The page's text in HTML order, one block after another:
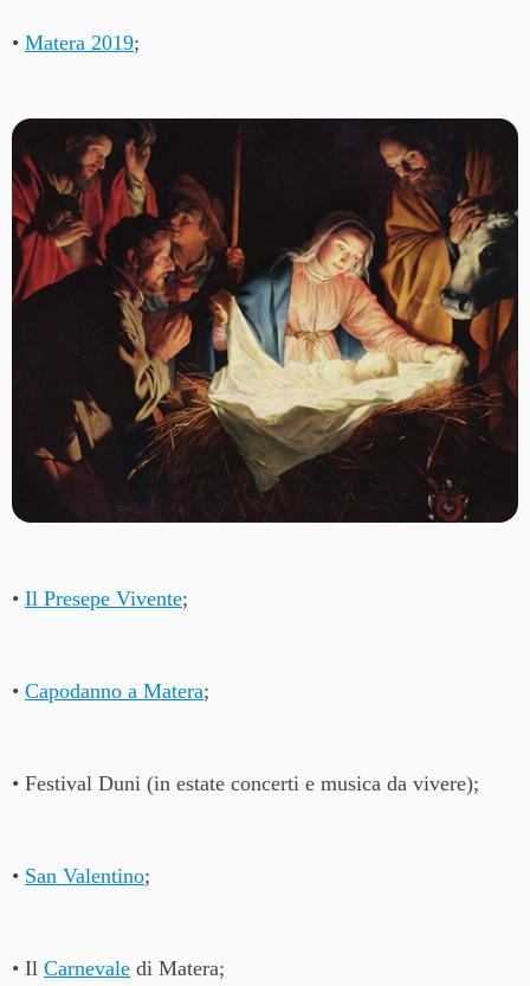
• Matera 2019;
• Il Presepe Vivente;
• Capodanno a Matera;
• Festival Duni (in estate concerti e musica da vivere);
• San Valentino;
• Il Carnevale di Matera;